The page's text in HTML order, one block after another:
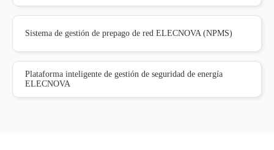
Sistema de gestión de prepago de red ELECNOVA (NPMS)
Plataforma inteligente de gestión de seguridad de energía
ELECNOVA